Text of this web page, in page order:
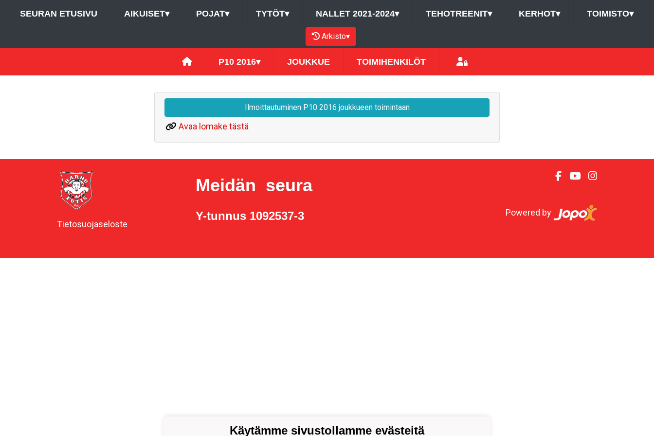
SEURAN ETUSIVU AIKUISET▾ POJAT▾ TYTÖT▾ NALLET 2021-2024▾ TEHOTREENIT▾ KERHOT▾ TOIMISTO▾
Arkisto▾
P10 2016▾ JOUKKUE TOIMIHENKILÖT
Ilmoittautuminen P10 2016 joukkueen toimintaan
Avaa lomake tästä
Tietosuojaseloste
Meidän seura
Y-tunnus 1092537-3 Powered by
Käytämme sivustollamme evästeitä